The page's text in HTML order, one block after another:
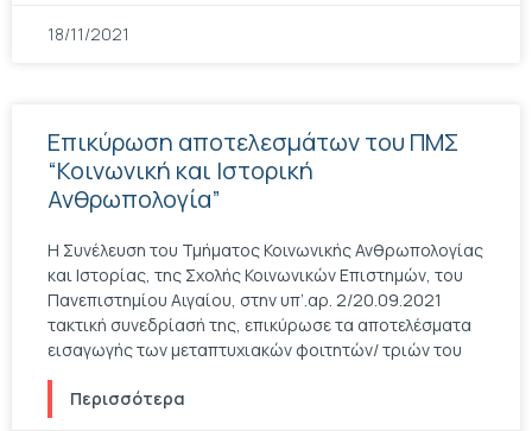
18/11/2021
Επικύρωση αποτελεσμάτων του ΠΜΣ
“Κοινωνική και Ιστορική
Ανθρωπολογία”
Η Συνέλευση του Τμήματος Κοινωνικής Ανθρωπολογίας
και Ιστορίας, της Σχολής Κοινωνικών Επιστημών, του
Πανεπιστημίου Αιγαίου, στην υπ’.αρ. 2/20.09.2021
τακτική συνεδρίασή της, επικύρωσε τα αποτελέσματα
εισαγωγής των μεταπτυχιακών φοιτητών/ τριών του
Περισσότερα